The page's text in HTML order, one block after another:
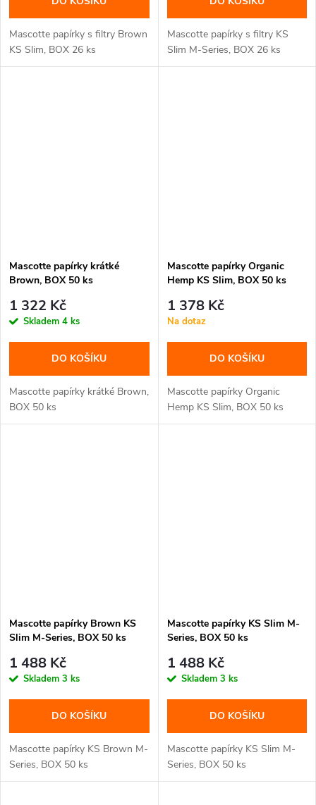
Mascotte papírky s filtry Brown
KS Slim, BOX 26 ks
Mascotte papírky s filtry KS
Slim M-Series, BOX 26 ks
Mascotte papírky krátké
Brown, BOX 50 ks
1 322 Kč
Skladem 4 ks
DO KOŠÍKU
Mascotte papírky krátké Brown,
BOX 50 ks
Mascotte papírky Organic
Hemp KS Slim, BOX 50 ks
1 378 Kč
Na dotaz
DO KOŠÍKU
Mascotte papírky Organic
Hemp KS Slim, BOX 50 ks
Mascotte papírky Brown KS
Slim M-Series, BOX 50 ks
1 488 Kč
Skladem 3 ks
DO KOŠÍKU
Mascotte papírky KS Brown M-
Series, BOX 50 ks
Mascotte papírky KS Slim M-
Series, BOX 50 ks
1 488 Kč
Skladem 3 ks
DO KOŠÍKU
Mascotte papírky KS Slim M-
Series, BOX 50 ks